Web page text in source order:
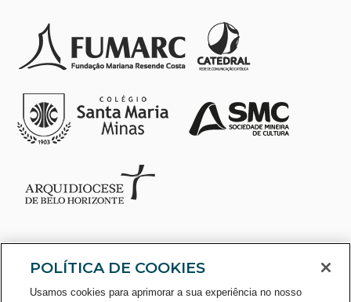
POLÍTICA DE COOKIES
Usamos cookies para aprimorar a sua experiência no nosso